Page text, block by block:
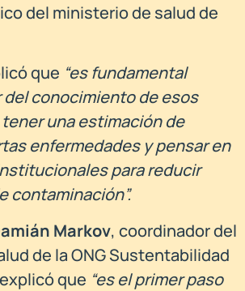
del ministerio de salud de
que “es fundamental
del conocimiento de esos
una estimación de
enfermedades y pensar en
para reducir
contaminación”.
Markov, coordinador del
de la ONG Sustentabilidad
que “es el primer paso